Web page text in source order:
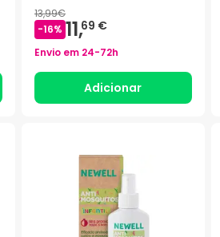
13,99€
-16% 11,69 €
Envio em 24-72h
Adicionar